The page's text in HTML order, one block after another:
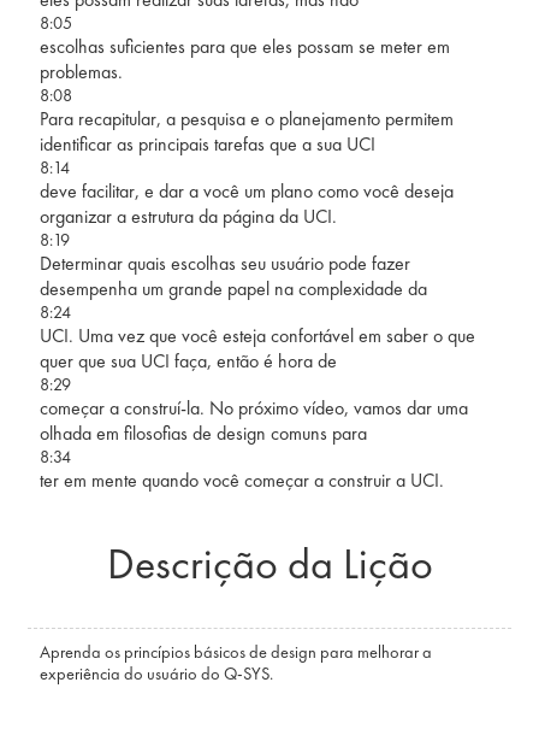
8:05
escolhas suficientes para que eles possam se meter em
problemas.
8:08
Para recapitular, a pesquisa e o planejamento permitem
identificar as principais tarefas que a sua UCI
8:14
deve facilitar, e dar a você um plano como você deseja
organizar a estrutura da página da UCI.
8:19
Determinar quais escolhas seu usuário pode fazer
desempenha um grande papel na complexidade da
8:24
UCI. Uma vez que você esteja confortável em saber o que
quer que sua UCI faça, então é hora de
8:29
começar a construí-la. No próximo vídeo, vamos dar uma
olhada em filosofias de design comuns para
8:34
ter em mente quando você começar a construir a UCI.
Descrição da Lição
Aprenda os princípios básicos de design para melhorar a
experiência do usuário do Q-SYS.